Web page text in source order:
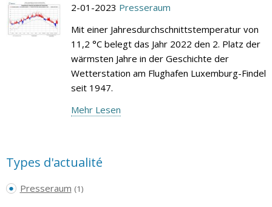
2-01-2023 Presseraum
Mit einer Jahresdurchschnittstemperatur von
11,2 °C belegt das Jahr 2022 den 2. Platz der
wärmsten Jahre in der Geschichte der
Wetterstation am Flughafen Luxemburg-Findel
seit 1947.
Mehr Lesen
Types d'actualité
Presseraum (1)